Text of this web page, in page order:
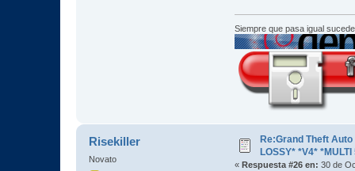
Siempre que pasa igual
Risekiller
Novato
Re:Grand Theft
LOSSY* *V4*
« Respuesta #26 en: 30 de